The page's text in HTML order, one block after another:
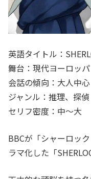
英語タイトル：
舞台：現代ヨーロッパ
会話の傾向：大人中心
ジャンル：推理、探偵
セリフ密度：中～大
BBCが「シャーロッ
ラマ化した「